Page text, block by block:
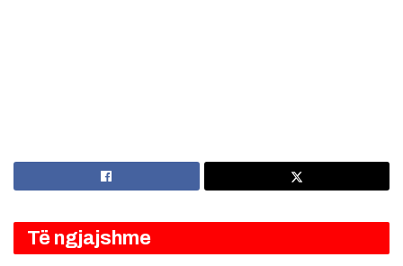
Të ngjajshme